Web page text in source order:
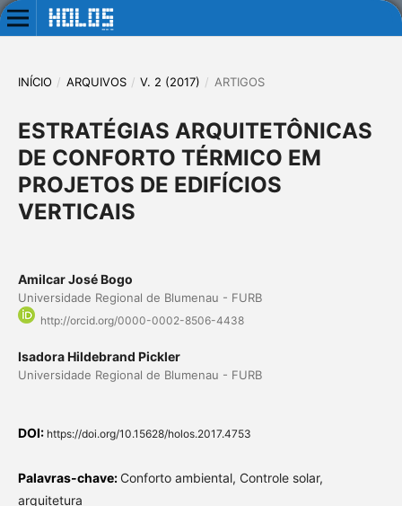
INÍCIO / ARQUIVOS / V. 2 (2017) / ARTIGOS
ESTRATÉGIAS ARQUITETÔNICAS
DE CONFORTO TÉRMICO EM
PROJETOS DE EDIFÍCIOS
VERTICAIS
Amilcar José Bogo
Universidade Regional de Blumenau - FURB
http://orcid.org/0000-0002-8506-4438
Isadora Hildebrand Pickler
Universidade Regional de Blumenau - FURB
DOI: https://doi.org/10.15628/holos.2017.4753
Palavras-chave: Conforto ambiental, Controle solar,
arquitetura